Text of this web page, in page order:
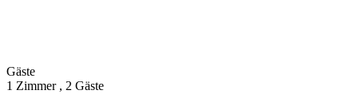
Gäste
1 Zimmer , 2 Gäste